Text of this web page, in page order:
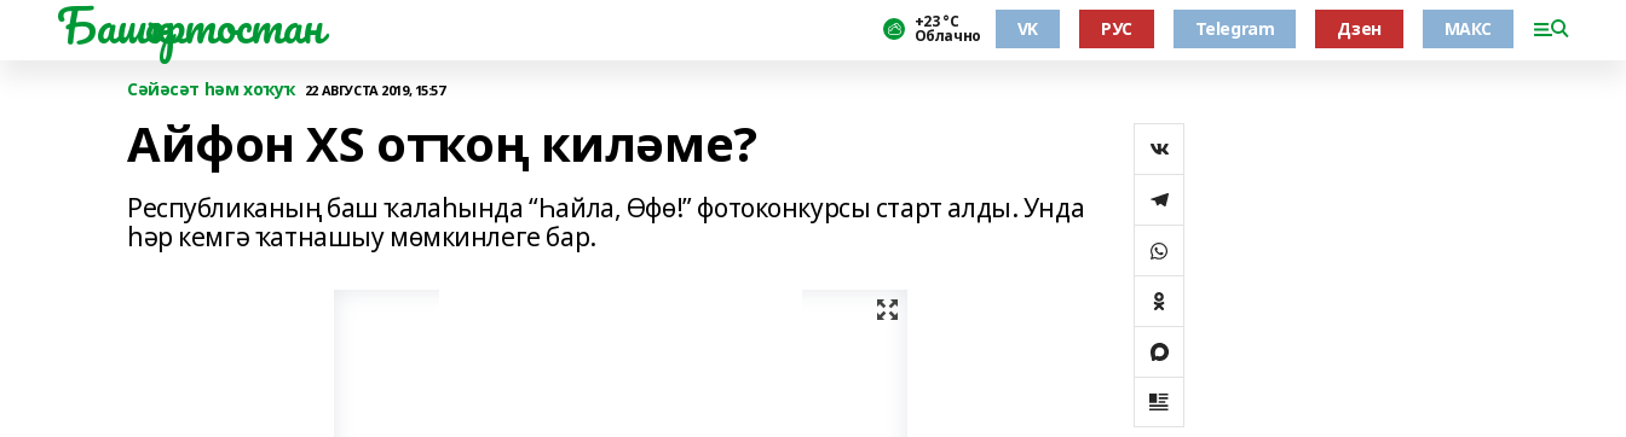
Башҡортостан +23 °С
Облачно VK РУС Telegram Дзен МАКС
Сәйәсәт һәм хоҡуҡ 22 АВГУСТА 2019, 15:57
Айфон XS отҡоң киләме?
Республиканың баш ҡалаһында “Һайла, Өфө!” фотоконкурсы старт алды. Унда
һәр кемгә ҡатнашыу мөмкинлеге бар.